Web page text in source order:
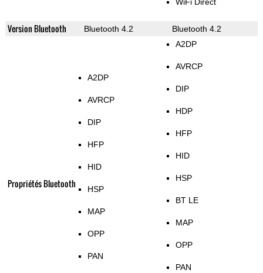
Version Bluetooth Bluetooth 4.2 Bluetooth 4.2
Propriétés Bluetooth
A2DP
AVRCP
DIP
HFP
HID
HSP
MAP
OPP
PAN
A2DP
AVRCP
DIP
HDP
HFP
HID
HSP
BT LE
MAP
OPP
PAN